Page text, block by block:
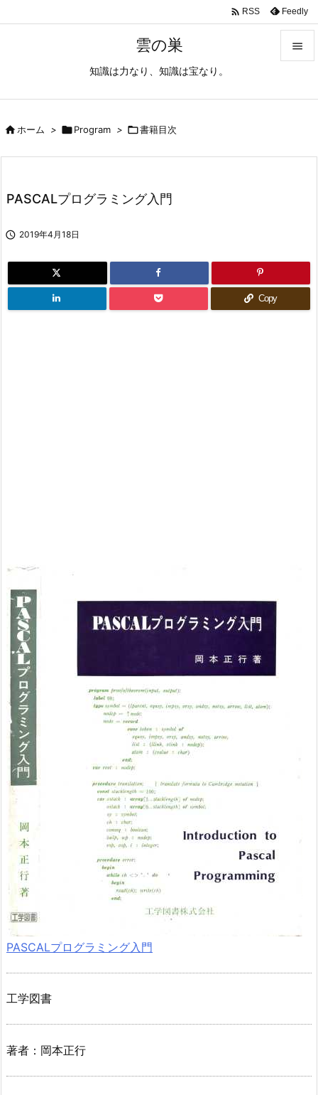
雲の巣
知識は力なり、知識は宝なり。

 RSS Feedly
ホーム > Program > 書籍目次
PASCALプログラミング入門
 2019年4月18日
Copy
PASCALプログラミング入門
工学図書
著者：岡本正行